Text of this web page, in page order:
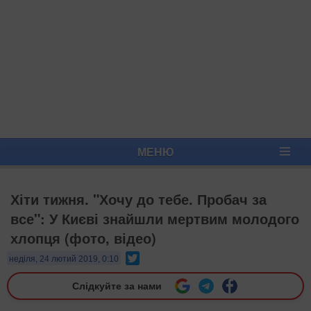
МЕНЮ
Хіти тижня. "Хочу до тебе. Пробач за
все": У Києві знайшли мертвим молодого
хлопця (фото, відео)
неділя, 24 лютий 2019, 0:10
Слідкуйте за нами